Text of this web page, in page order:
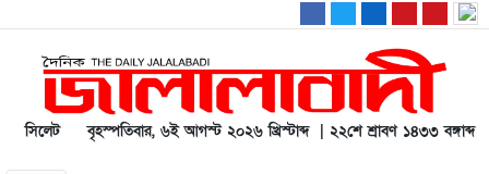
সিলেট বৃহস্পতিবার, ৬ই আগস্ট ২০২৬ খ্রিস্টাব্দ | ২২শে শ্রাবণ ১৪৩৩ বঙ্গাব্দ